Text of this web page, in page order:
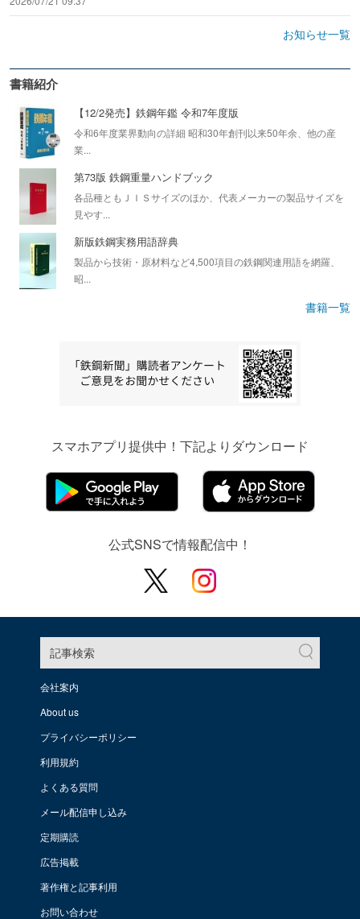
お知らせ一覧
書籍紹介
【12/2発売】鉄鋼年鑑 令和7年度版
令和6年度業界動向の詳細 昭和30年創刊以来50年余、他の産
業...
第73版 鉄鋼重量ハンドブック
各品種ともＪＩＳサイズのほか、代表メーカーの製品サイズを
見やす...
新版鉄鋼実務用語辞典
製品から技術・原材料など4,500項目の鉄鋼関連用語を網羅、
昭...
書籍一覧
スマホアプリ提供中！下記よりダウンロード
公式SNSで情報配信中！
記事検索
会社案内
About us
プライバシーポリシー
利用規約
よくある質問
メール配信申し込み
定期購読
広告掲載
著作権と記事利用
お問い合わせ